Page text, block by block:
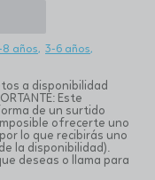
8 años 3-6 años
a disponibilidad
Este
de un surtido
ofrecerte uno
lo que recibirás uno
la disponibilidad).
deseas o llama para